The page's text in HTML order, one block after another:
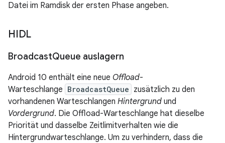
Datei im Ramdisk der ersten Phase angeben.
HIDL
BroadcastQueue auslagern
Android 10 enthält eine neue Offload-
Warteschlange BroadcastQueue zusätzlich zu den
vorhandenen Warteschlangen Hintergrund und
Vordergrund. Die Offload-Warteschlange hat dieselbe
Priorität und dasselbe Zeitlimitverhalten wie die
Hintergrundwarteschlange. Um zu verhindern, dass die